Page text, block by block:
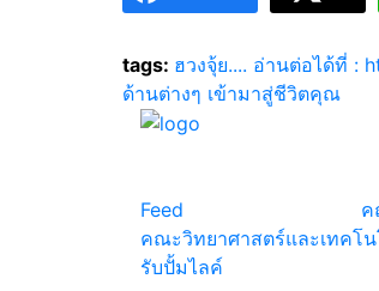
tags: ฮวงจุ้ย.... อ่านต่อได้ที่ :
ด้านต่างๆ เข้ามาสู่ชีวิตคุณ
Feed
ค
คณะวิทยาศาสตร์และเทคโน
รับปั้มไลค์